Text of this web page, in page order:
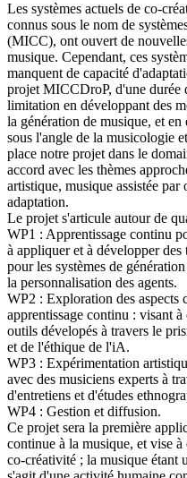
Les systèmes actuels de co-
connus sous le nom de
(MICC), ont ouvert de
musique. Cependant, ces
manquent de capacité
projet MICCDroP, d'une durée
limitation en développant des
la génération de musique, et
sous l'angle de la musicologie
place notre projet dans le
accord avec les thèmes
artistique, musique assistée
adaptation.
Le projet s'articule autour de
WP1 : Apprentissage continu
à appliquer et à développer
pour les systèmes de
la personnalisation des agents.
WP2 : Exploration des aspects
apprentissage continu : visant
outils dévelopés à travers le
et de l'éthique de l'iA.
WP3 : Expérimentation
avec des musiciens experts à
d'entretiens et d'études
WP4 : Gestion et diffusion.
Ce projet sera la première
continue à la musique, et vise
co-créativité ; la musique étant